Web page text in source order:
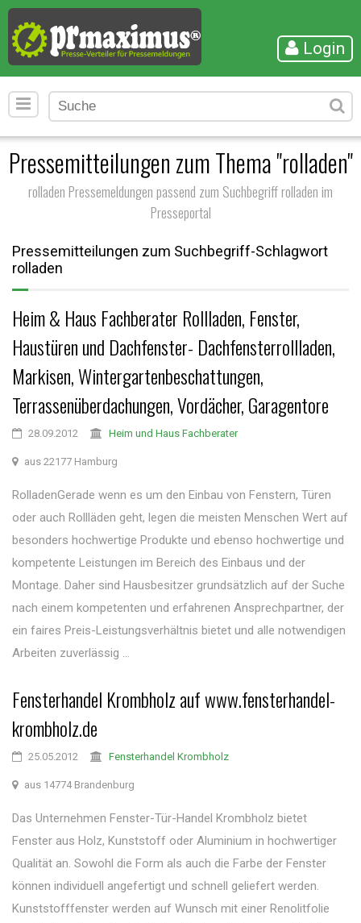
Login
Pressemitteilungen zum Thema "rolladen"
rolladen Pressemeldungen passend zum Suchbegriff rolladen im
Presseportal
Pressemitteilungen zum Suchbegriff-Schlagwort
rolladen
Heim & Haus Fachberater Rollladen, Fenster,
Haustüren und Dachfenster- Dachfensterrollladen,
Markisen, Wintergartenbeschattungen,
Terrassenüberdachungen, Vordächer, Garagentore
28.09.2012 Heim und Haus Fachberater
aus 22177 Hamburg
RolladenGerade wenn es um den Einbau von Fenstern, Türen
oder auch Rollläden geht, legen die meisten Menschen Wert auf
besonders hochwertige Produkte und ebenso hochwertige und
kompetente Leistungen im Bereich des Einbaus und der
Montage. Daher sind Hausbesitzer grundsätzlich auf der Suche
nach einem kompetenten und erfahrenen Ansprechpartner, der
ein faires Preis-Leistungsverhältnis bietet und alle notwendigen
Arbeiten zuverlässig ...
Fensterhandel Krombholz auf www.fensterhandel-
krombholz.de
25.05.2012 Fensterhandel Krombholz
aus 14774 Brandenburg
Das Unternehmen Fenster-Tür-Handel Krombholz bietet
Fenster aus Holz, Kunststoff oder Aluminium in hochwertiger
Qualität an. Sowohl die Form als auch die Farbe der Fenster
können individuell angefertigt und schnell geliefert werden.
Kunststofffenster werden auf Wunsch mit einer Renolitfolie